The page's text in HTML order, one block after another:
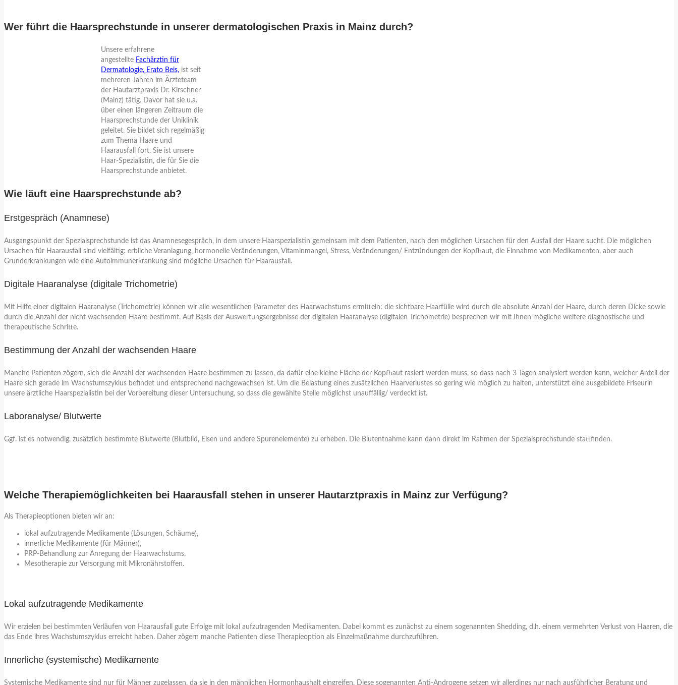
Wer führt die Haarsprechstunde in unserer dermatologischen Praxis in Mainz durch?
Unsere erfahrene
angestellte Fachärztin für
Dermatologie, Erato Beis, ist seit
mehreren Jahren im Ärzteteam
der Hautarztpraxis Dr. Kirschner
(Mainz) tätig. Davor hat sie u.a.
über einen längeren Zeitraum die
Haarsprechstunde der Uniklinik
geleitet. Sie bildet sich regelmäßig
zum Thema Haare und
Haarausfall fort. Sie ist unsere
Haar-Spezialistin, die für Sie die
Haarsprechstunde anbietet.
Wie läuft eine Haarsprechstunde ab?
Erstgespräch (Anamnese)
Ausgangspunkt der Spezialsprechstunde ist das Anamnesegespräch, in dem unsere Haarspezialistin gemeinsam mit dem Patienten, nach den möglichen Ursachen für den Ausfall der Haare sucht. Die möglichen
Ursachen für Haarausfall sind vielfältig: erbliche Veranlagung, hormonelle Veränderungen, Vitaminmangel, Stress, Veränderungen/ Entzündungen der Kopfhaut, die Einnahme von Medikamenten, aber auch
Grunderkrankungen wie eine Autoimmunerkrankung sind mögliche Ursachen für Haarausfall.
Digitale Haaranalyse (digitale Trichometrie)
Mit Hilfe einer digitalen Haaranalyse (Trichometrie) können wir alle wesentlichen Parameter des Haarwachstums ermitteln: die sichtbare Haarfülle wird durch die absolute Anzahl der Haare, durch deren Dicke sowie
durch die Anzahl der nicht wachsenden Haare bestimmt. Auf Basis der Auswertungsergebnisse der digitalen Haaranalyse (digitalen Trichometrie) besprechen wir mit Ihnen mögliche weitere diagnostische und
therapeutische Schritte.
Bestimmung der Anzahl der wachsenden Haare
Manche Patienten zögern, sich die Anzahl der wachsenden Haare bestimmen zu lassen, da dafür eine kleine Fläche der Kopfhaut rasiert werden muss, so dass nach 3 Tagen analysiert werden kann, welcher Anteil der
Haare sich gerade im Wachstumszyklus befindet und entsprechend nachgewachsen ist. Um die Belastung eines zusätzlichen Haarverlustes so gering wie möglich zu halten, unterstützt eine ausgebildete Friseurin
unsere ärztliche Haarspezialistin bei der Vorbereitung dieser Untersuchung, so dass die gewählte Stelle möglichst unauffällig/ verdeckt ist.
Laboranalyse/ Blutwerte
Ggf. ist es notwendig, zusätzlich bestimmte Blutwerte (Blutbild, Eisen und andere Spurenelemente) zu erheben. Die Blutentnahme kann dann direkt im Rahmen der Spezialsprechstunde stattfinden.
Welche Therapiemöglichkeiten bei Haarausfall stehen in unserer Hautarztpraxis in Mainz zur Verfügung?
Als Therapieoptionen bieten wir an:
lokal aufzutragende Medikamente (Lösungen, Schäume),
innerliche Medikamente (für Männer),
PRP-Behandlung zur Anregung der Haarwachstums,
Mesotherapie zur Versorgung mit Mikronährstoffen.
Lokal aufzutragende Medikamente
Wir erzielen bei bestimmten Verläufen von Haarausfall gute Erfolge mit lokal aufzutragenden Medikamenten. Dabei kommt es zunächst zu einem sogenannten Shedding, d.h. einem vermehrten Verlust von Haaren, die
das Ende ihres Wachstumszyklus erreicht haben. Daher zögern manche Patienten diese Therapieoption als Einzelmaßnahme durchzuführen.
Innerliche (systemische) Medikamente
Systemische Medikamente sind nur für Männer zugelassen, da sie in den männlichen Hormonhaushalt eingreifen. Diese sogenannten Anti-Androgene setzen wir allerdings nur nach ausführlicher Beratung und